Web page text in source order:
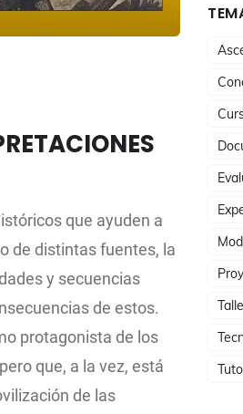
que ayuden a
de distintas fuentes, la
y secuencias
de estos.
protagonista de los
que, a la vez, está
de las